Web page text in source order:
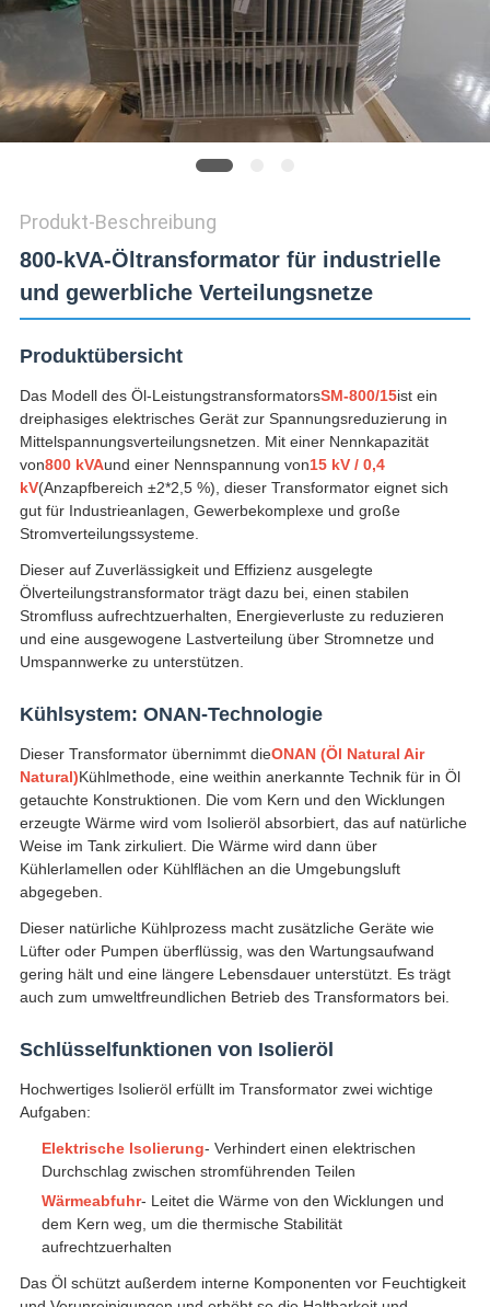
PRIVACY
POLICY
Produkt-Beschreibung
800-kVA-Öltransformator für industrielle
und gewerbliche Verteilungsnetze
Produktübersicht
Das Modell des Öl-LeistungstransformatorsSM-800/15ist ein
dreiphasiges elektrisches Gerät zur Spannungsreduzierung in
Mittelspannungsverteilungsnetzen. Mit einer Nennkapazität
von800 kVAund einer Nennspannung von15 kV / 0,4
kV(Anzapfbereich ±2*2,5 %), dieser Transformator eignet sich
gut für Industrieanlagen, Gewerbekomplexe und große
Stromverteilungssysteme.
Dieser auf Zuverlässigkeit und Effizienz ausgelegte
Ölverteilungstransformator trägt dazu bei, einen stabilen
Stromfluss aufrechtzuerhalten, Energieverluste zu reduzieren
und eine ausgewogene Lastverteilung über Stromnetze und
Umspannwerke zu unterstützen.
Kühlsystem: ONAN-Technologie
Dieser Transformator übernimmt dieONAN (Öl Natural Air
Natural)Kühlmethode, eine weithin anerkannte Technik für in Öl
getauchte Konstruktionen. Die vom Kern und den Wicklungen
erzeugte Wärme wird vom Isolieröl absorbiert, das auf natürliche
Weise im Tank zirkuliert. Die Wärme wird dann über
Kühlerlamellen oder Kühlflächen an die Umgebungsluft
abgegeben.
Dieser natürliche Kühlprozess macht zusätzliche Geräte wie
Lüfter oder Pumpen überflüssig, was den Wartungsaufwand
gering hält und eine längere Lebensdauer unterstützt. Es trägt
auch zum umweltfreundlichen Betrieb des Transformators bei.
Schlüsselfunktionen von Isolieröl
Hochwertiges Isolieröl erfüllt im Transformator zwei wichtige
Aufgaben:
Elektrische Isolierung- Verhindert einen elektrischen
Durchschlag zwischen stromführenden Teilen
Wärmeabfuhr- Leitet die Wärme von den Wicklungen und
dem Kern weg, um die thermische Stabilität
aufrechtzuerhalten
Das Öl schützt außerdem interne Komponenten vor Feuchtigkeit